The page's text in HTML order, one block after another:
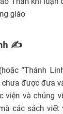
giáo
✍
“Thánh
chưa được đưa
viện và chủng
các sách viết